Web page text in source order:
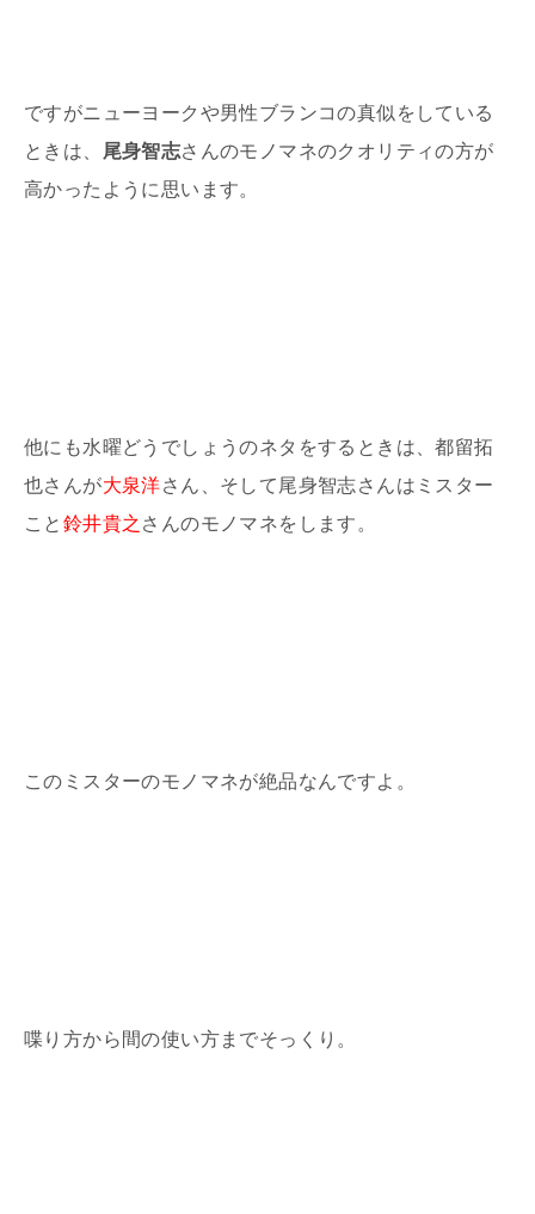
ですがニューヨークや男性ブランコの真似をしている
ときは、
尾身智志さんのモノマネのクオリティの方が
高かったように思います。
他にも水曜どうでしょうのネタをするときは、都留拓
也さんが大泉洋さん、そして尾身智志さんはミスター
こと 鈴井貴之 さんのモノマネをします。
このミスターのモノマネが絶品なんですよ。
喋り方から間の使い方までそっくり。